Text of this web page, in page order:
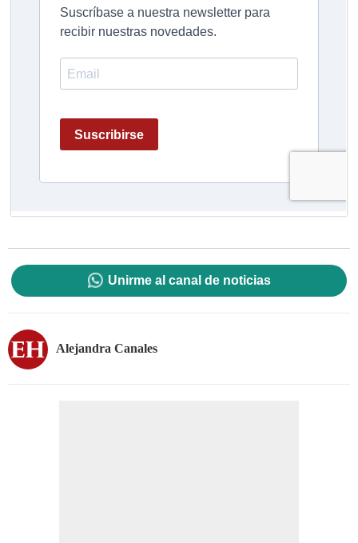
Unirme al canal de noticias
Alejandra Canales